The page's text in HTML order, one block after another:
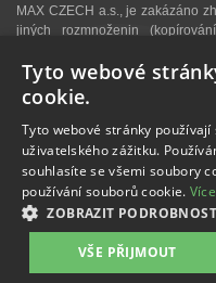
MAX CZECH a.s., je zakázáno
jiných rozmnoženin
autorských děl. Upozorňujeme,
díla se lze domáhat dle § 40
vydání dvojnásobku běžné
jednat i o trestný čin dle § 270
případě zájmu o užití
webových stránkách nás proto
auto.cz. Autorem textů a
Veškeré fotografie uveřejněné
informativní a ilustrační charakter.
Tyto webové
cookie.
Tyto webové stránky
uživatelského zážitku.
souhlasíte se všemi soubory
používání souborů cookie.
ZOBRAZIT
VŠE PŘIJMOUT